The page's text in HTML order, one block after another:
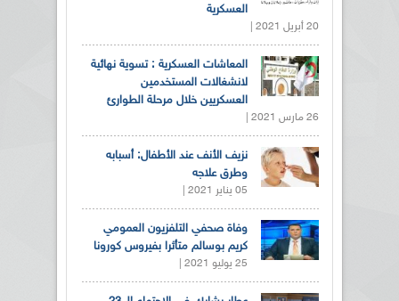
العسكرية
20 أبريل 2021 |
المعاشات العسكرية : تسوية نهائية
لانشغالات المستخدمين
العسكريين خلال مرحلة الطوارئ
26 مارس 2021 |
نزيف الأنف عند الأطفال: أسبابه
وطرق علاجه
05 يناير 2021 |
وفاة صحفي التلفزيون العمومي
كريم بوسالم متأثرا بفيروس كورونا
25 يوليو 2021 |